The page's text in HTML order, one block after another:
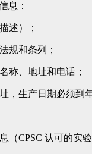
息：
述）；
规和条列；
称、地址和电话；
，生产日期必须到
CPSC 认可的实